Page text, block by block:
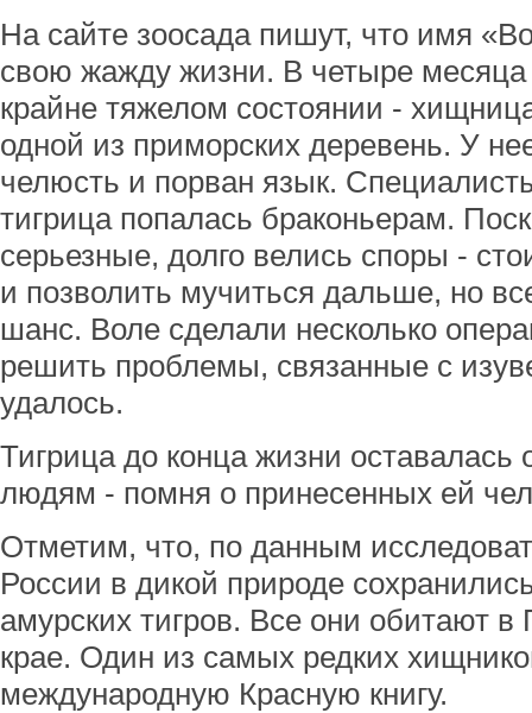
На сайте зоосада пишут, что имя
свою жажду жизни. В четыре
крайне тяжелом состоянии -
одной из приморских деревень. У
челюсть и порван язык.
тигрица попалась браконьерам.
серьезные, долго велись споры -
и позволить мучиться дальше, но
шанс. Воле сделали несколько
решить проблемы, связанные с
удалось.
Тигрица до конца жизни оставалась
людям - помня о принесенных ей
Отметим, что, по данным
России в дикой природе
амурских тигров. Все они обитают
крае. Один из самых редких
международную Красную книгу.